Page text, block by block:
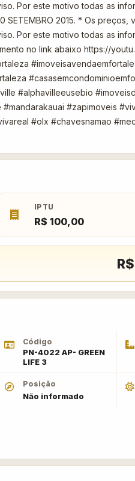
Por este motivo todas as
SETEMBRO 2015. * Os
Por este motivo todas as
no link abaixo https://
#alphavilleeusebio
#zapimoveis
#olx #chavesnamao
IPTU
R$ 100,00
Código
PN-4022 AP- GREEN
LIFE 3
Posição
Não informado